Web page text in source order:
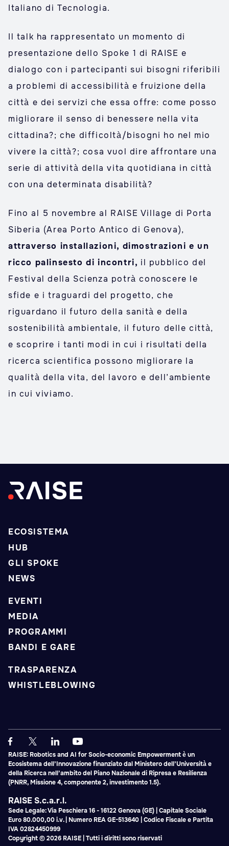
Italiano di Tecnologia.
Il talk ha rappresentato un momento di
presentazione dello Spoke 1 di RAISE e
dialogo con i partecipanti sui bisogni riferibili
a problemi di accessibilità e fruizione della
città e dei servizi che essa offre: come posso
migliorare il senso di benessere nella vita
cittadina?; che difficoltà/bisogni ho nel mio
vivere la città?; cosa vuol dire affrontare una
serie di attività della vita quotidiana in città
con una determinata disabilità?
Fino al 5 novembre al RAISE Village di Porta
Siberia (Area Porto Antico di Genova),
attraverso installazioni, dimostrazioni e un
ricco palinsesto di incontri, il pubblico del
Festival della Scienza potrà conoscere le
sfide e i traguardi del progetto, che
riguardano il futuro della sanità e della
sostenibilità ambientale, il futuro delle città,
e scoprire i tanti modi in cui i risultati della
ricerca scientifica possono migliorare la
qualità della vita, del lavoro e dell’ambiente
in cui viviamo.
ECOSISTEMA
HUB
GLI SPOKE
NEWS
EVENTI
MEDIA
PROGRAMMI
BANDI E GARE
TRASPARENZA
WHISTLEBLOWING
RAISE: Robotics and AI for Socio-economic Empowerment è un
Ecosistema dell’Innovazione finanziato dal Ministero dell’Università e
della Ricerca nell’ambito del Piano Nazionale di Ripresa e Resilienza
(PNRR, Missione 4, componente 2, investimento 1.5).
RAISE S.c.a.r.l.
Sede Legale: Via Peschiera 16 - 16122 Genova (GE) | Capitale Sociale
Euro 80.000,00 i.v. | Numero REA GE-513640 | Codice Fiscale e Partita
IVA 02824450999
Copyright © 2026 RAISE | Tutti i diritti sono riservati